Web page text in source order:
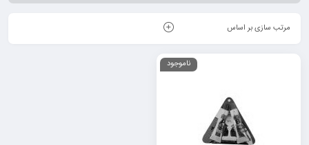
مرتب سازی بر اساس
ناموجود